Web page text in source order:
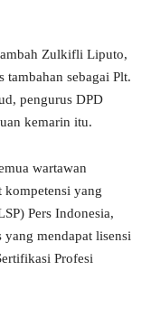
Zulkifli Liputo,
tambahan sebagai Plt.
pengurus DPD
kemarin itu.
wartawan
kompetensi yang
Pers Indonesia,
yang mendapat lisensi
Profesi